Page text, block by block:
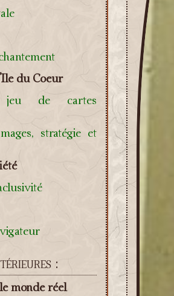
du Coeur
jeu de cartes
stratégie et
:
monde réel